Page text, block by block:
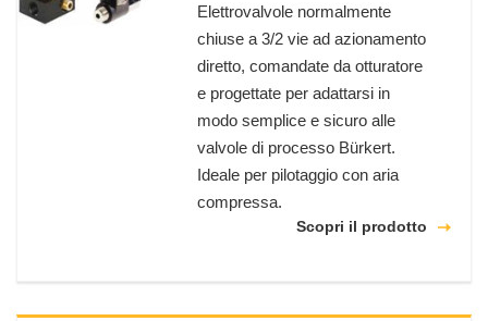
Elettrovalvole normalmente
chiuse a 3/2 vie ad azionamento
diretto, comandate da otturatore
e progettate per adattarsi in
modo semplice e sicuro alle
valvole di processo Bürkert.
Ideale per pilotaggio con aria
compressa.
Scopri il prodotto